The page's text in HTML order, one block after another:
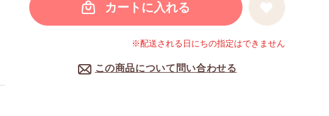
カートに入れる
この商品について問い合わせる
※配送される日にちの指定はできません